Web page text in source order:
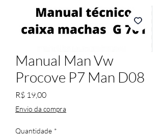
Manual Man Vw
Procove P7 Man D08
R$ 19,00Preço
Envio da compra
Quantidade *